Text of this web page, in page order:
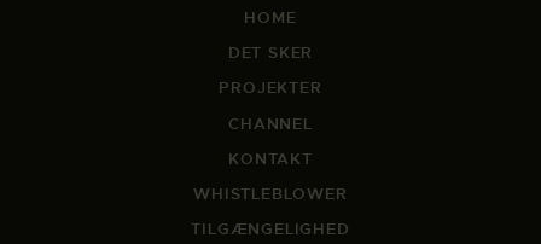
HOME
DET SKER
PROJEKTER
CHANNEL
KONTAKT
WHISTLEBLOWER
TILGÆNGELIGHED